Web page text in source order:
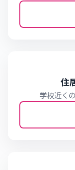
住
学校近く